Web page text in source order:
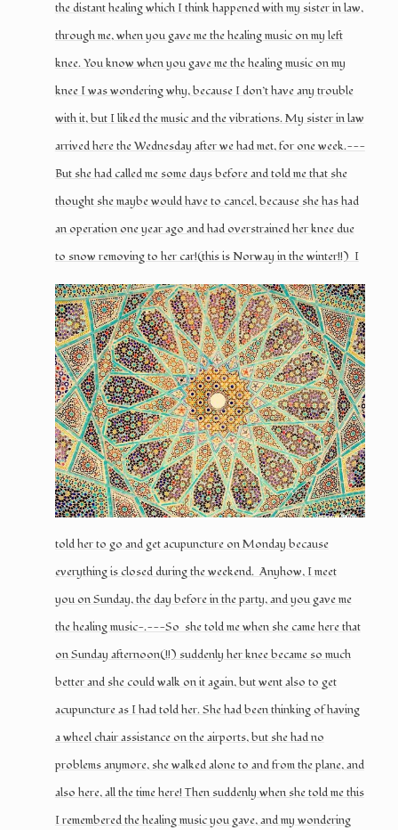
the distant healing which I think happened with my sister in law,
through me, when you gave me the healing music on my left
knee. You know when you gave me the healing music on my
knee I was wondering why, because I don’t have any trouble
with it, but I liked the music and the vibrations. My sister in law
arrived here the Wednesday after we had met, for one week.---
But she had called me some days before and told me that she
thought she maybe would have to cancel, because she has had
an operation one year ago and had overstrained her knee due
to snow removing to her car!(this is Norway in the winter!!) I
told her to go and get acupuncture on Monday because
everything is closed during the weekend. Anyhow, I meet
you on Sunday, the day before in the party, and you gave me
the healing music-.---So she told me when she came here that
on Sunday afternoon(!!) suddenly her knee became so much
better and she could walk on it again, but went also to get
acupuncture as I had told her. She had been thinking of having
a wheel chair assistance on the airports, but she had no
problems anymore, she walked alone to and from the plane, and
also here, all the time here! Then suddenly when she told me this
I remembered the healing music you gave, and my wondering